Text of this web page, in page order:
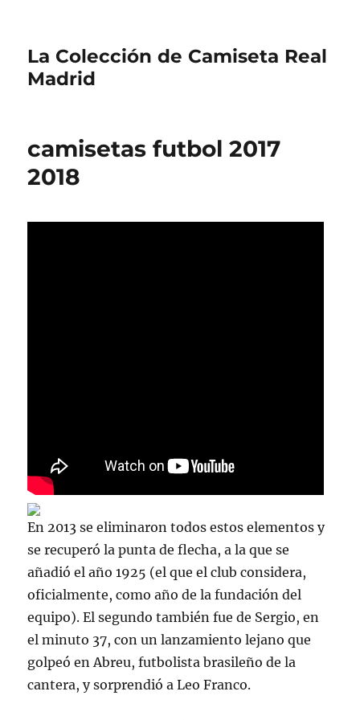
La Colección de Camiseta Real
Madrid
camisetas futbol 2017
2018
En 2013 se eliminaron todos estos elementos y
se recuperó la punta de flecha, a la que se
añadió el año 1925 (el que el club considera,
oficialmente, como año de la fundación del
equipo). El segundo también fue de Sergio, en
el minuto 37, con un lanzamiento lejano que
golpeó en Abreu, futbolista brasileño de la
cantera, y sorprendió a Leo Franco.